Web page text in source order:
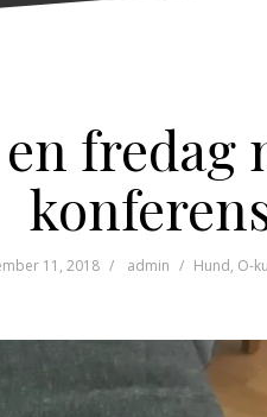
fredag
11, 2018 admin Hund, O-